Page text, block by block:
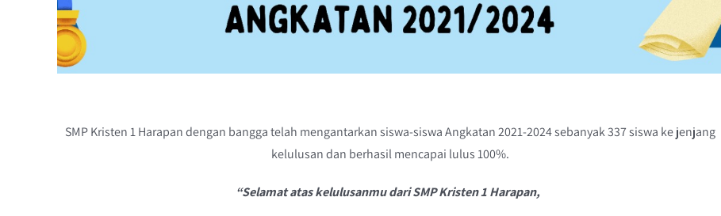
SMP Kristen 1 Harapan dengan bangga telah mengantarkan siswa-siswa Angkatan 2021-2024 sebanyak 337 siswa ke jenjang
kelulusan dan berhasil mencapai lulus 100%.
“Selamat atas kelulusanmu dari SMP Kristen 1 Harapan,